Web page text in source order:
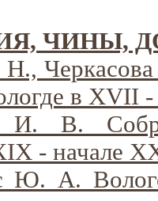
ЧИНЫ,
Н.,
в XVII
И. В.
- начале
Ю. А.